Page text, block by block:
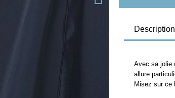
Description
Avec sa jolie
allure
Misez sur ce